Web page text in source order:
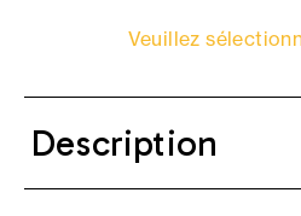
Veuillez
Description